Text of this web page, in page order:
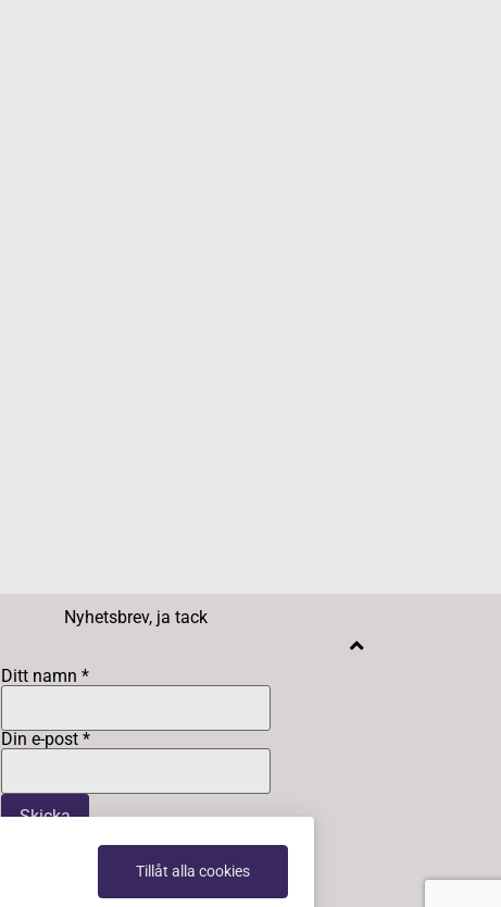
Nyhetsbrev, ja tack
Ditt namn *
Din e-post *
Tillåt alla cookies